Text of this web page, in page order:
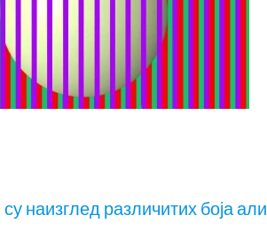
наизглед различитих боја али